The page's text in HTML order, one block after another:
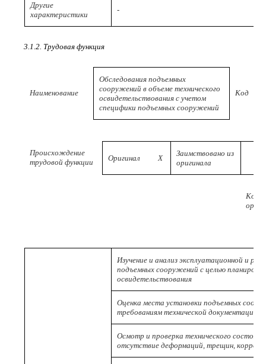
Другие
характеристики
-
3.1.2. Трудовая функция
Наименование
Обследования подъемных
сооружений в объеме технического
освидетельствования с учетом
специфики подъемных сооружений
Код
Происхождение
трудовой функции
Оригинал X
Заимствовано из
оригинала
Код
Изучение и анализ эксплуатационной и
подъемных сооружений с целью
освидетельствования
Оценка места установки подъемных
требованиям технической документации
Осмотр и проверка технического
отсутствие деформаций, трещин,